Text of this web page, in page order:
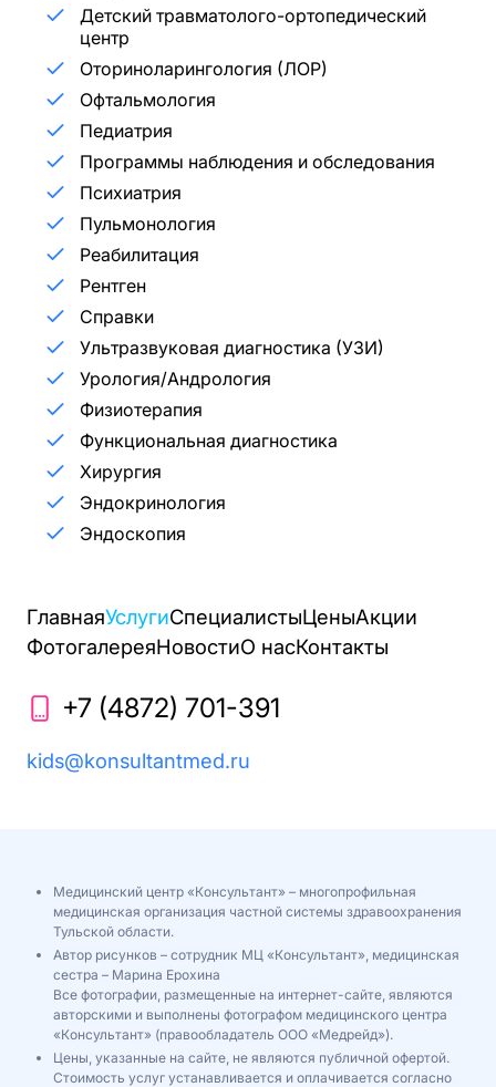
Детский травматолого-ортопедический
центр
Оториноларингология (ЛОР)
Офтальмология
Педиатрия
Программы наблюдения и обследования
Психиатрия
Пульмонология
Реабилитация
Рентген
Справки
Ультразвуковая диагностика (УЗИ)
Урология/Андрология
Физиотерапия
Функциональная диагностика
Хирургия
Эндокринология
Эндоскопия
ГлавнаяУслугиСпециалистыЦеныАкции
ФотогалереяНовостиО насКонтакты
+7 (4872) 701-391
kids@konsultantmed.ru
Медицинский центр «Консультант» – многопрофильная
медицинская организация частной системы здравоохранения
Тульской области.
Автор рисунков – сотрудник МЦ «Консультант», медицинская
сестра – Марина Ерохина
Все фотографии, размещенные на интернет-сайте, являются
авторскими и выполнены фотографом медицинского центра
«Консультант» (правообладатель ООО «Медрейд»).
Цены, указанные на сайте, не являются публичной офертой.
Стоимость услуг устанавливается и оплачивается согласно